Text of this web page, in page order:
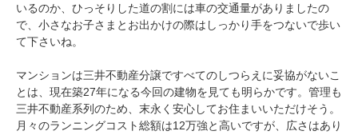
いるのか、ひっそりした道の割には車の交通量がありましたの
で、小さなお子さまとお出かけの際はしっかり手をつないで歩い
て下さいね。
マンションは三井不動産分譲ですべてのしつらえに妥協がないこ
とは、現在築27年になる今回の建物を見ても明らかです。管理も
三井不動産系列のため、末永く安心してお住まいいただけそう。
月々のランニングコスト総額は12万強と高いですが、広さはあり